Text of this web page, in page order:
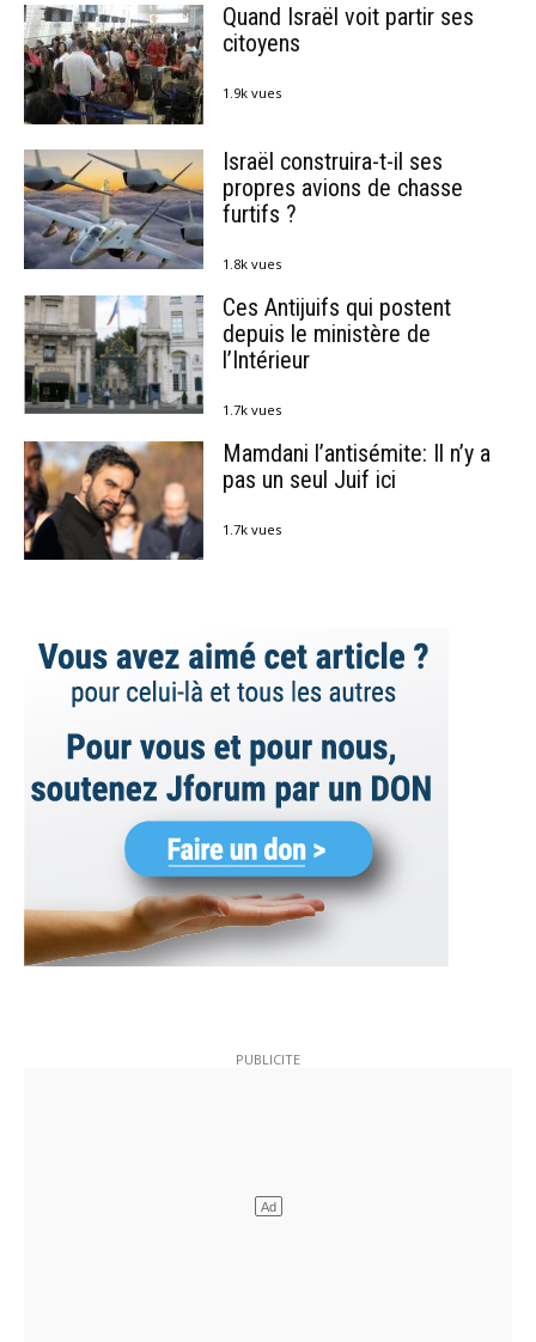
Quand Israël voit partir ses
citoyens
1.9k vues
Israël construira-t-il ses
propres avions de chasse
furtifs ?
1.8k vues
Ces Antijuifs qui postent
depuis le ministère de
l’Intérieur
1.7k vues
Mamdani l’antisémite: Il n’y a
pas un seul Juif ici
1.7k vues